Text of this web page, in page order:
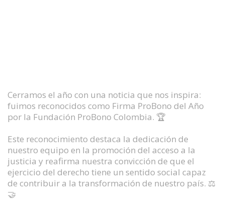
Cerramos el año con una noticia que nos inspira:
fuimos reconocidos como Firma ProBono del Año
por la Fundación ProBono Colombia. 🏆
Este reconocimiento destaca la dedicación de
nuestro equipo en la promoción del acceso a la
justicia y reafirma nuestra convicción de que el
ejercicio del derecho tiene un sentido social capaz
de contribuir a la transformación de nuestro país. ⚖️
🤝